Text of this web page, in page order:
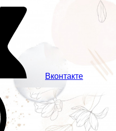
Вконтакте